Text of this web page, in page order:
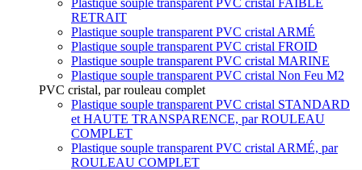
Plastique souple transparent PVC cristal FAIBLE
RETRAIT
Plastique souple transparent PVC cristal ARMÉ
Plastique souple transparent PVC cristal FROID
Plastique souple transparent PVC cristal MARINE
Plastique souple transparent PVC cristal Non Feu M2
PVC cristal, par rouleau complet
Plastique souple transparent PVC cristal STANDARD
et HAUTE TRANSPARENCE, par ROULEAU
COMPLET
Plastique souple transparent PVC cristal ARMÉ, par
ROULEAU COMPLET